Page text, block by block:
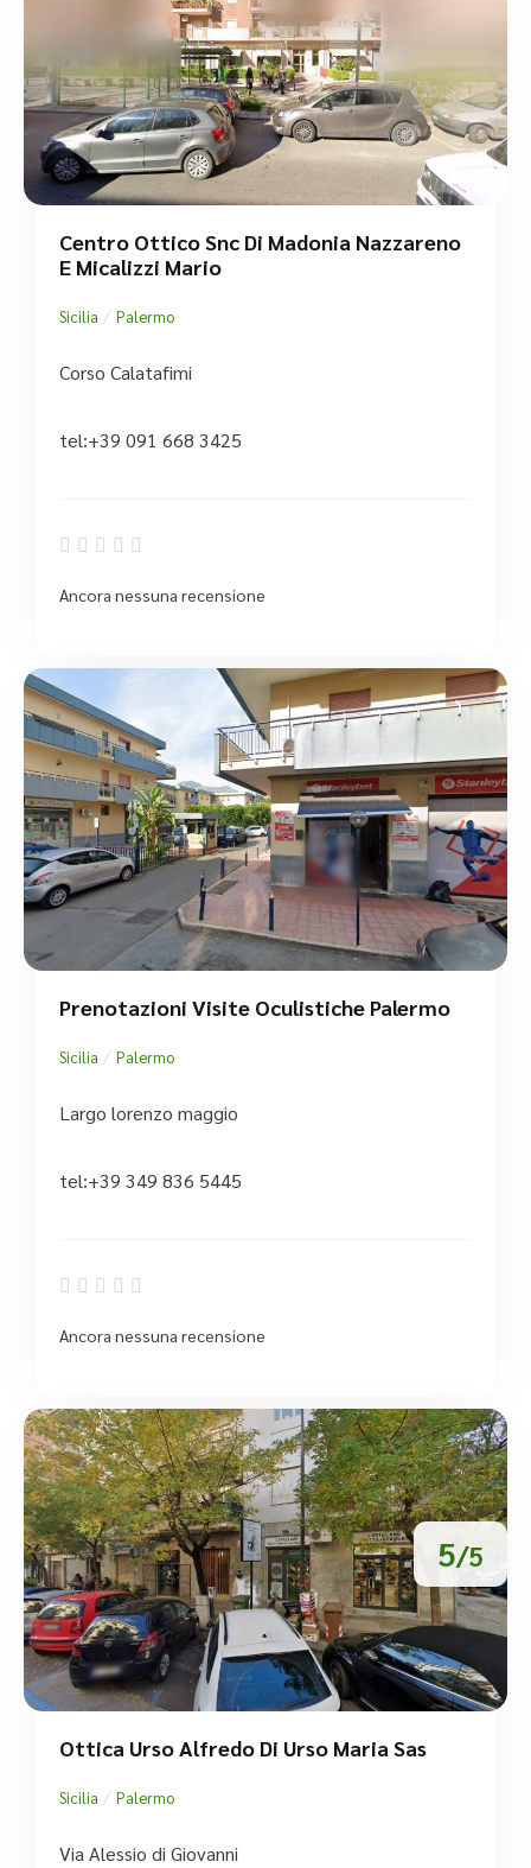
Centro Ottico Snc Di Madonia Nazzareno
E Micalizzi Mario
Sicilia / Palermo
Corso Calatafimi
tel:+39 091 668 3425
    
Ancora nessuna recensione
Prenotazioni Visite Oculistiche Palermo
Sicilia / Palermo
Largo lorenzo maggio
tel:+39 349 836 5445
    
Ancora nessuna recensione
5/5
Ottica Urso Alfredo Di Urso Maria Sas
Sicilia / Palermo
Via Alessio di Giovanni